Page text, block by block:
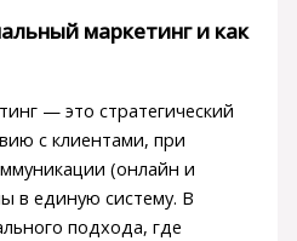
маркетинг и как
— это стратегический
с клиентами, при
(онлайн и
в единую систему. В
подхода, где